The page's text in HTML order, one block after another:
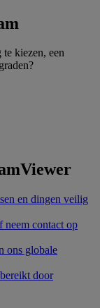
kiezen, een
en dingen veilig
contact op
ons globale
door